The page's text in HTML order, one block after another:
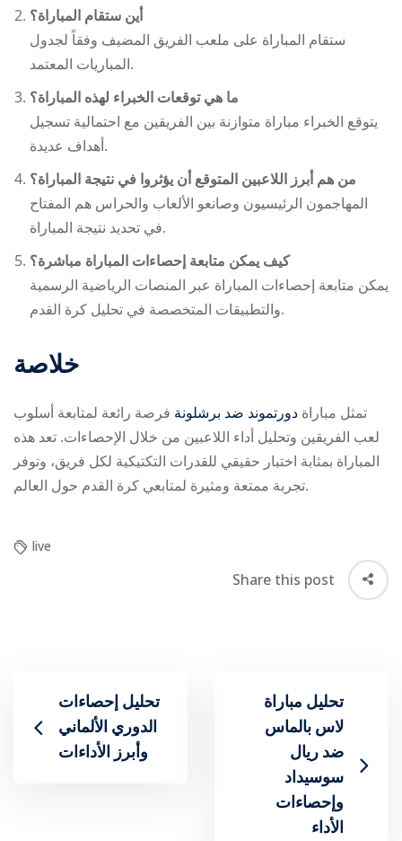
أين ستقام المباراة؟
ستقام المباراة على ملعب الفريق المضيف وفقاً لجدول
المباريات المعتمد.
ما هي توقعات الخبراء لهذه المباراة؟
يتوقع الخبراء مباراة متوازنة بين الفريقين مع احتمالية تسجيل
أهداف عديدة.
من هم أبرز اللاعبين المتوقع أن يؤثروا في نتيجة المباراة؟
المهاجمون الرئيسيون وصانعو الألعاب والحراس هم المفتاح
في تحديد نتيجة المباراة.
كيف يمكن متابعة إحصاءات المباراة مباشرة؟
يمكن متابعة إحصاءات المباراة عبر المنصات الرياضية الرسمية
والتطبيقات المتخصصة في تحليل كرة القدم.
خلاصة
تمثل مباراة دورتموند ضد برشلونة فرصة رائعة لمتابعة أسلوب
لعب الفريقين وتحليل أداء اللاعبين من خلال الإحصاءات. تعد هذه
المباراة بمثابة اختبار حقيقي للقدرات التكتيكية لكل فريق، وتوفر
تجربة ممتعة ومثيرة لمتابعي كرة القدم حول العالم.
live
Share this post
تحليل إحصاءات
وأبرز الأداءات
تحليل مباراة
لاس بالماس
ضد ريال
سوسيداد
وإحصاءات
الأداء